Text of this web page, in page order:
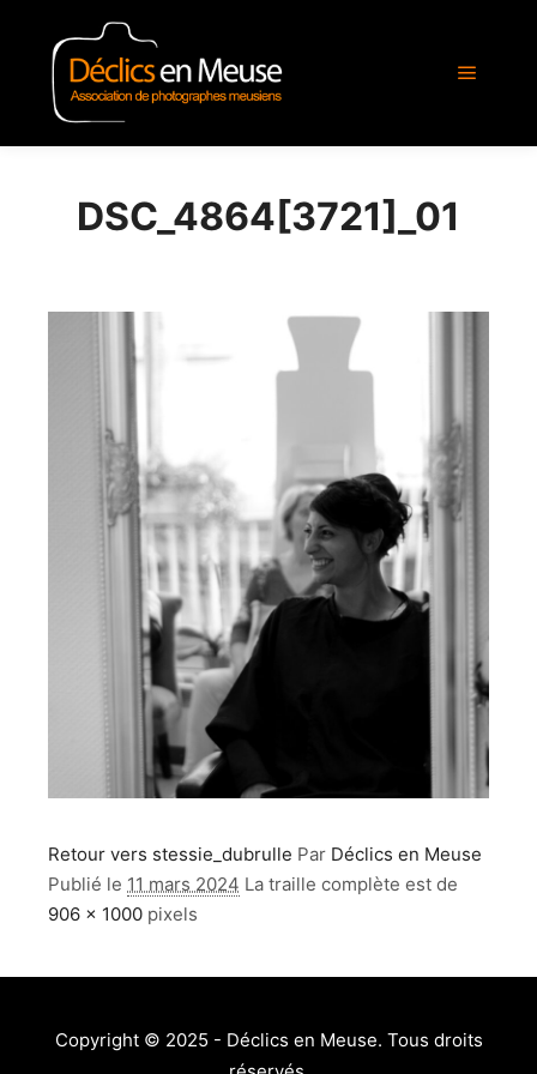
DSC_4864[3721]_01
Retour vers stessie_dubrulle Par Déclics en Meuse
Publié le 11 mars 2024 La traille complète est de
906 × 1000 pixels
Copyright © 2025 - Déclics en Meuse. Tous droits